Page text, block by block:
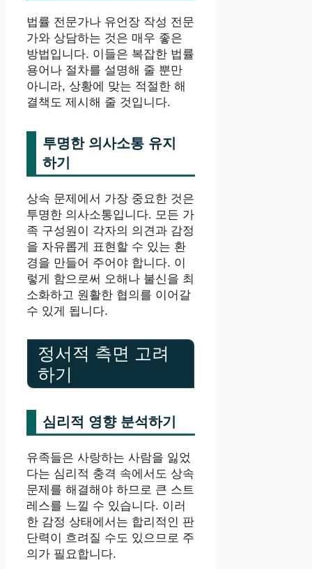
법률 전문가나 유언장 작성 전문
가와 상담하는 것은 매우 좋은
방법입니다. 이들은 복잡한 법률
용어나 절차를 설명해 줄 뿐만
아니라, 상황에 맞는 적절한 해
결책도 제시해 줄 것입니다.
투명한 의사소통 유지
하기
상속 문제에서 가장 중요한 것은
투명한 의사소통입니다. 모든 가
족 구성원이 각자의 의견과 감정
을 자유롭게 표현할 수 있는 환
경을 만들어 주어야 합니다. 이
렇게 함으로써 오해나 불신을 최
소화하고 원활한 협의를 이어갈
수 있게 됩니다.
정서적 측면 고려
하기
심리적 영향 분석하기
유족들은 사랑하는 사람을 잃었
다는 심리적 충격 속에서도 상속
문제를 해결해야 하므로 큰 스트
레스를 느낄 수 있습니다. 이러
한 감정 상태에서는 합리적인 판
단력이 흐려질 수도 있으므로 주
의가 필요합니다.